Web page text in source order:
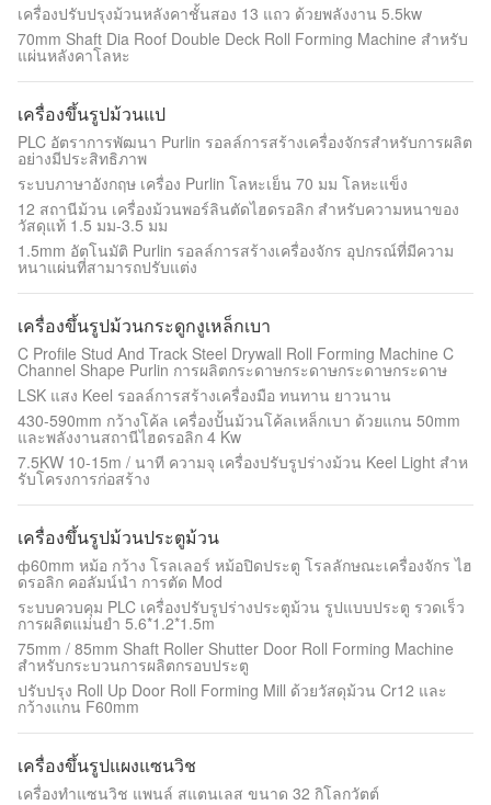
เครื่องปรับปรุงม้วนหลังคาชั้นสอง 13 แถว ด้วยพลังงาน 5.5kw
70mm Shaft Dia Roof Double Deck Roll Forming Machine สําหรับ
แผ่นหลังคาโลหะ
เครื่องขึ้นรูปม้วนแป
PLC อัตราการพัฒนา Purlin รอลล์การสร้างเครื่องจักรสําหรับการผลิต
อย่างมีประสิทธิภาพ
ระบบภาษาอังกฤษ เครื่อง Purlin โลหะเย็น 70 มม โลหะแข็ง
12 สถานีม้วน เครื่องม้วนพอร์ลินตัดไฮดรอลิก สําหรับความหนาของ
วัสดุแท้ 1.5 มม-3.5 มม
1.5mm อัตโนมัติ Purlin รอลล์การสร้างเครื่องจักร อุปกรณ์ที่มีความ
หนาแผ่นที่สามารถปรับแต่ง
เครื่องขึ้นรูปม้วนกระดูกงูเหล็กเบา
C Profile Stud And Track Steel Drywall Roll Forming Machine C
Channel Shape Purlin การผลิตกระดาษกระดาษกระดาษกระดาษ
LSK แสง Keel รอลล์การสร้างเครื่องมือ ทนทาน ยาวนาน
430-590mm กว้างโค้ล เครื่องปั้นม้วนโค้ลเหล็กเบา ด้วยแกน 50mm
และพลังงานสถานีไฮดรอลิก 4 Kw
7.5KW 10-15m / นาที ความจุ เครื่องปรับรูปร่างม้วน Keel Light สําห
รับโครงการก่อสร้าง
เครื่องขึ้นรูปม้วนประตูม้วน
ф60mm หม้อ กว้าง โรลเลอร์ หม้อปิดประตู โรลลักษณะเครื่องจักร ไฮ
ดรอลิก คอลัมน์นํา การตัด Mod
ระบบควบคุม PLC เครื่องปรับรูปร่างประตูม้วน รูปแบบประตู รวดเร็ว
การผลิตแม่นยํา 5.6*1.2*1.5m
75mm / 85mm Shaft Roller Shutter Door Roll Forming Machine
สําหรับกระบวนการผลิตกรอบประตู
ปรับปรุง Roll Up Door Roll Forming Mill ด้วยวัสดุม้วน Cr12 และ
กว้างแกน F60mm
เครื่องขึ้นรูปแผงแซนวิช
เครื่องทําแซนวิช แพนล์ สแตนเลส ขนาด 32 กิโลกวัตต์